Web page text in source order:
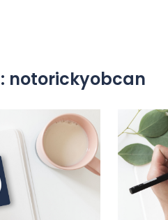
notorickyobcan